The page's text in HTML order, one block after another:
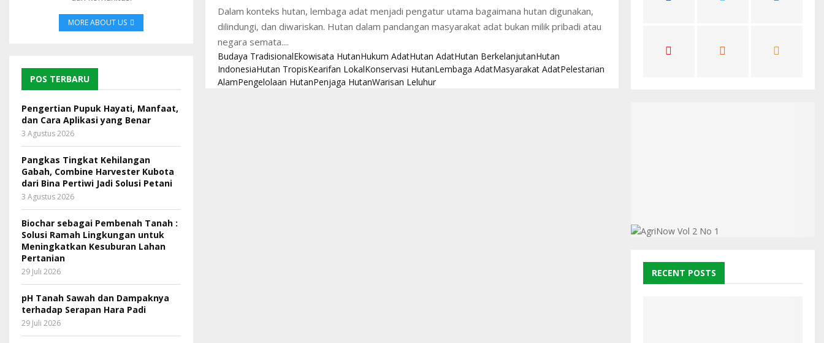
Dalam konteks hutan, lembaga adat menjadi pengatur utama bagaimana hutan digunakan,
dilindungi, dan diwariskan. Hutan dalam pandangan masyarakat adat bukan milik pribadi atau
negara semata....
Budaya TradisionalEkowisata HutanHukum AdatHutan AdatHutan BerkelanjutanHutan
IndonesiaHutan TropisKearifan LokalKonservasi HutanLembaga AdatMasyarakat AdatPelestarian
AlamPengelolaan HutanPenjaga HutanWarisan Leluhur
MORE ABOUT US
POS TERBARU
Pengertian Pupuk Hayati, Manfaat,
dan Cara Aplikasi yang Benar
3 Agustus 2026
Pangkas Tingkat Kehilangan
Gabah, Combine Harvester Kubota
dari Bina Pertiwi Jadi Solusi Petani
3 Agustus 2026
Biochar sebagai Pembenah Tanah :
Solusi Ramah Lingkungan untuk
Meningkatkan Kesuburan Lahan
Pertanian
29 Juli 2026
pH Tanah Sawah dan Dampaknya
terhadap Serapan Hara Padi
29 Juli 2026
RECENT POSTS